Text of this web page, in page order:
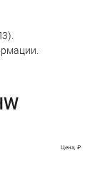
Цена, ₽